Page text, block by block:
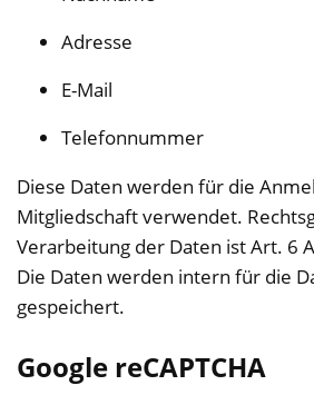
Adresse
E-Mail
Telefonnummer
Diese Daten werden für die
Mitgliedschaft verwendet.
Verarbeitung der Daten ist Art. 6
Die Daten werden intern für die
gespeichert.
Google reCAPTCHA